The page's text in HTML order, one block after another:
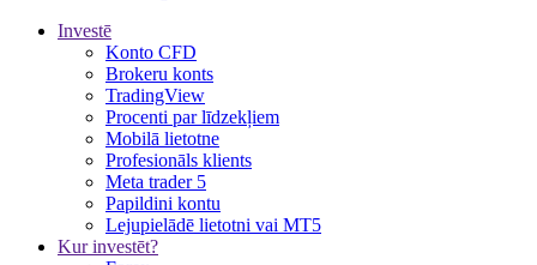
Investē
Konto CFD
Brokeru konts
TradingView
Procenti par līdzekļiem
Mobilā lietotne
Profesionāls klients
Meta trader 5
Papildini kontu
Lejupielādē lietotni vai MT5
Kur investēt?